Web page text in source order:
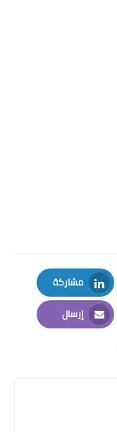
مشاركة
LinkedIn
إرسال
Email